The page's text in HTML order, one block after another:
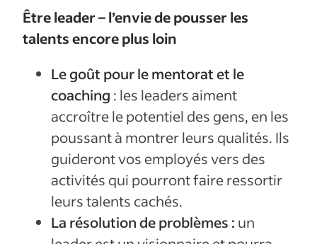
Être leader – l’envie de pousser les
talents encore plus loin
Le goût pour le mentorat et le
coaching : les leaders aiment
accroître le potentiel des gens, en les
poussant à montrer leurs qualités. Ils
guideront vos employés vers des
activités qui pourront faire ressortir
leurs talents cachés.
La résolution de problèmes : un